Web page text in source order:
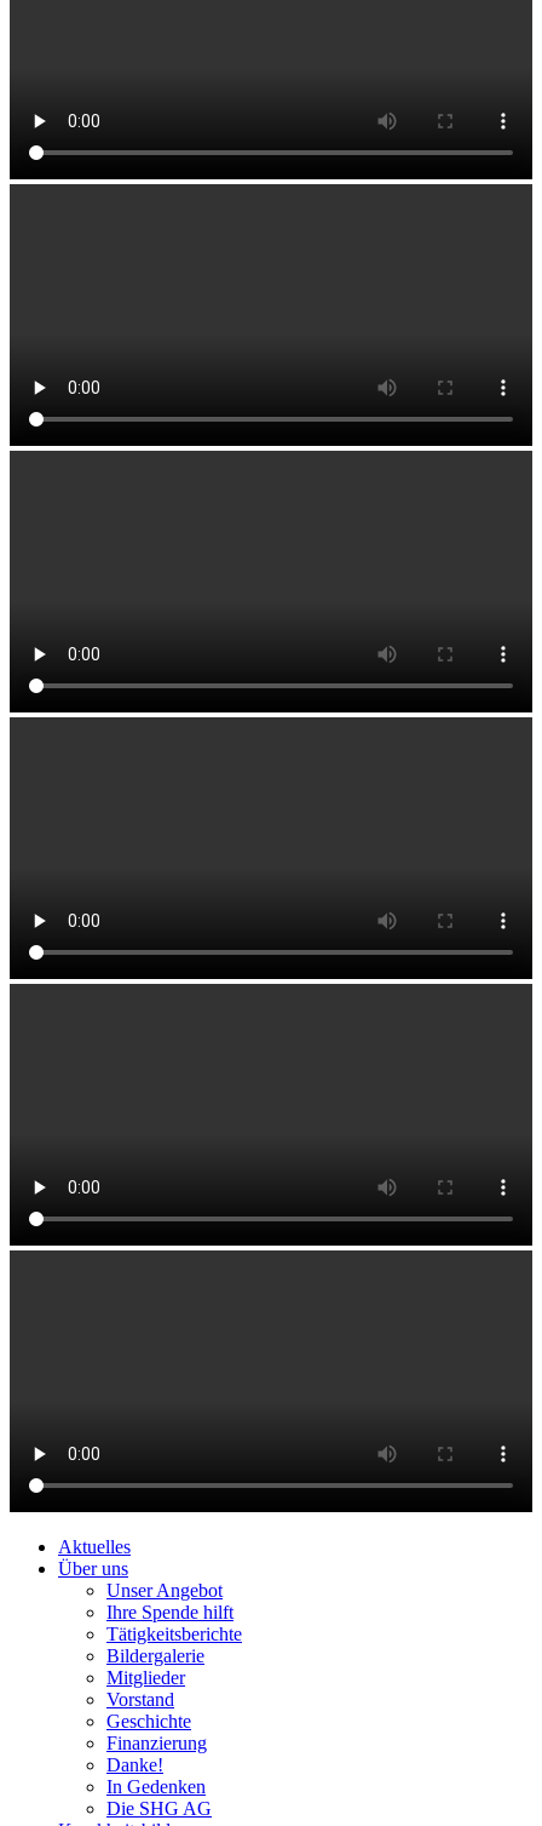
Aktuelles
Über uns
Unser Angebot
Ihre Spende hilft
Tätigkeitsberichte
Bildergalerie
Mitglieder
Vorstand
Geschichte
Finanzierung
Danke!
In Gedenken
Die SHG AG